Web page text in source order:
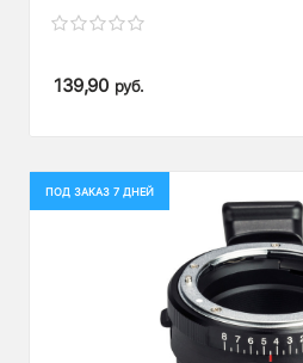
139,90 руб.
ПОД ЗАКАЗ 7 ДНЕЙ